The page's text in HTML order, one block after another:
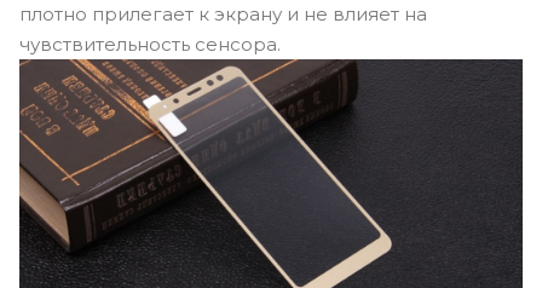
плотно прилегает к экрану и не влияет на
чувствительность сенсора.